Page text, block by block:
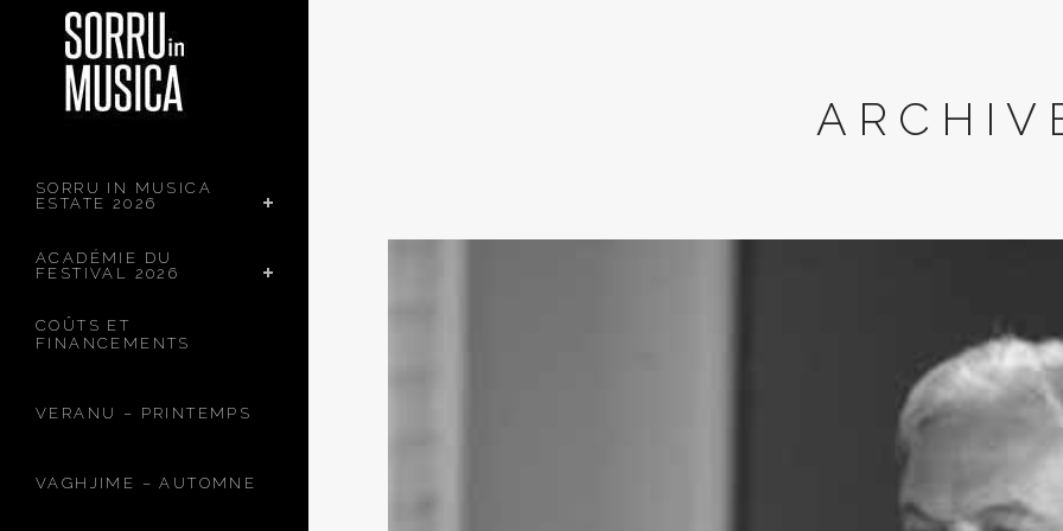
SORRU IN MUSICA
ESTATE 2026
ACADÉMIE DU
FESTIVAL 2026
COÛTS ET
FINANCEMENTS
VERANU – PRINTEMPS
VAGHJIME – AUTOMNE